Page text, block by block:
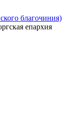
благочиния)
епархия